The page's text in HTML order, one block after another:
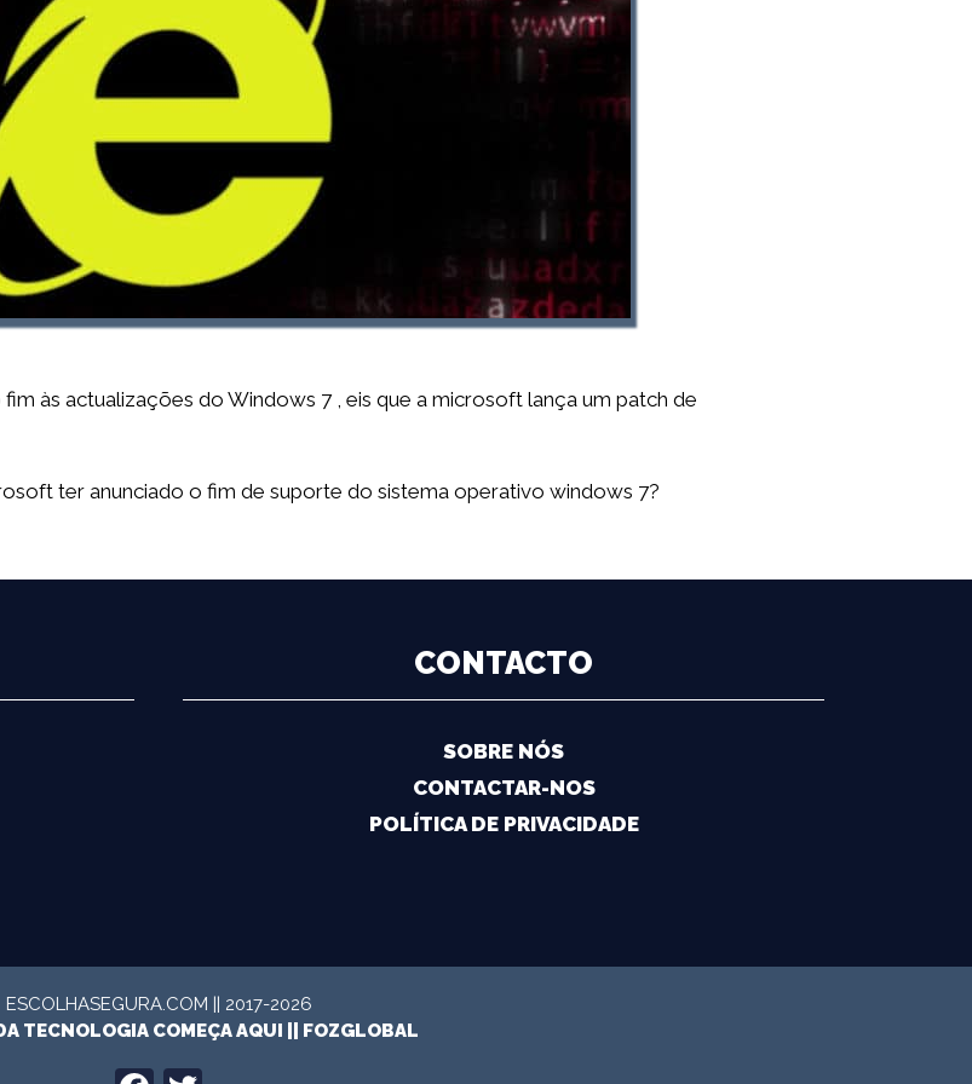
às actualizações do Windows 7 , eis que a microsoft lança um patch de
ter anunciado o fim de suporte do sistema operativo windows 7?
CONTACTO
SOBRE NÓS
CONTACTAR-NOS
POLÍTICA DE PRIVACIDADE
ESCOLHASEGURA.COM || 2017-2026
TECNOLOGIA COMEÇA AQUI || FOZGLOBAL